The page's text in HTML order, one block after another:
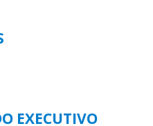
EXECUTIVO